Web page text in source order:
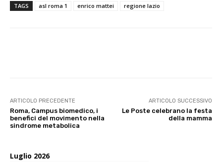
TAGS asl roma 1 enrico mattei regione lazio
ARTICOLO PRECEDENTE
Roma, Campus biomedico, i
benefici del movimento nella
sindrome metabolica
ARTICOLO SUCCESSIVO
Le Poste celebrano la festa
della mamma
Luglio 2026